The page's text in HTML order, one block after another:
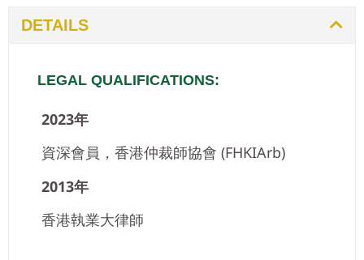
DETAILS
LEGAL QUALIFICATIONS:
2023年
資深會員，香港仲裁師協會 (FHKIArb)
2013年
香港執業大律師